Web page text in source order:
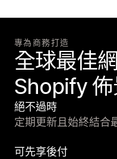
專為商務打造
全球最佳
Shopify
絕不過時
定期更新且始終結合
可先享後付